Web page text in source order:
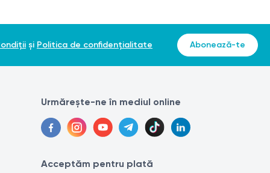
și Politica de confidențialitate Abonează-te
Urmărește-ne în mediul online
Acceptăm pentru plată